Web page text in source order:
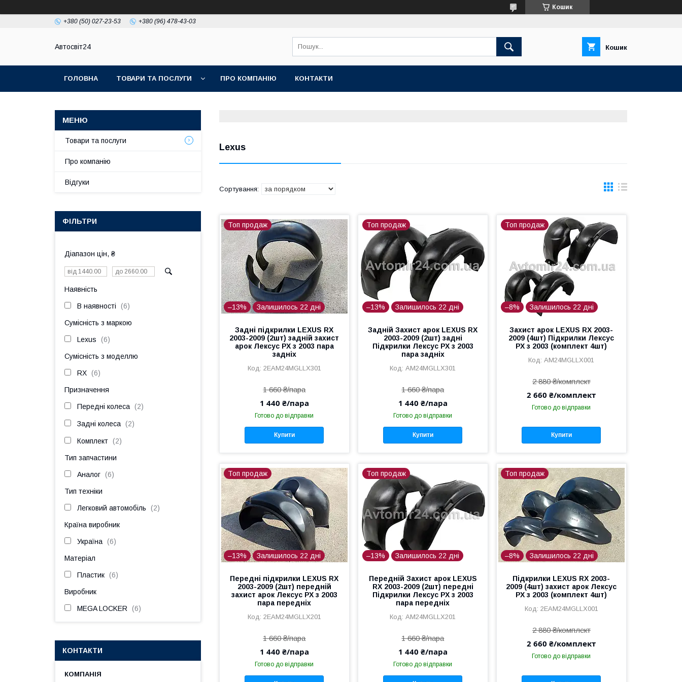
Кошик
+380 (50) 027-23-53 +380 (96) 478-43-03
Автосвіт24 Кошик
ГОЛОВНА ТОВАРИ ТА ПОСЛУГИ ПРО КОМПАНІЮ КОНТАКТИ
Lexus
Топ продаж
–13% Залишилось 22 дні
Задні підкрилки LEXUS RX
2003-2009 (2шт) задній захист
арок Лексус РХ з 2003 пара
задніх
2EAM24MGLLX301
1 660 ₴/пара
1 440 ₴/пара
Готово до відправки
Купити
Топ продаж
–13% Залишилось 22 дні
Задній Захист арок LEXUS RX
2003-2009 (2шт) задні
Підкрилки Лексус РХ з 2003
пара задніх
AM24MGLLX301
1 660 ₴/пара
1 440 ₴/пара
Готово до відправки
Купити
Топ продаж
–8% Залишилось 22 дні
Захист арок LEXUS RX 2003-
2009 (4шт) Підкрилки Лексус
РХ з 2003 (комплект 4шт)
AM24MGLLX001
2 880 ₴/комплект
2 660 ₴/комплект
Готово до відправки
Купити
Топ продаж
–13% Залишилось 22 дні
Передні підкрилки LEXUS RX
2003-2009 (2шт) передній
захист арок Лексус РХ з 2003
пара передніх
2EAM24MGLLX201
1 660 ₴/пара
1 440 ₴/пара
Готово до відправки
Топ продаж
–13% Залишилось 22 дні
Передній Захист арок LEXUS
RX 2003-2009 (2шт) передні
Підкрилки Лексус РХ з 2003
пара передніх
AM24MGLLX201
1 660 ₴/пара
1 440 ₴/пара
Готово до відправки
Топ продаж
–8% Залишилось 22 дні
Підкрилки LEXUS RX 2003-
2009 (4шт) захист арок Лексус
РХ з 2003 (комплект 4шт)
2EAM24MGLLX001
2 880 ₴/комплект
2 660 ₴/комплект
Готово до відправки
Товари та послуги
Про компанію
Відгуки
ФІЛЬТРИ
Діапазон цін, ₴
Наявність
В наявності 6
Сумісність з маркою
Lexus 6
Сумісність з моделлю
RX 6
Призначення
Передні колеса 2
Задні колеса 2
Комплект 2
Тип запчастини
Аналог 6
Тип техніки
Легковий автомобіль 2
Країна виробник
Україна 6
Матеріал
Пластик 6
Виробник
MEGA LOCKER 6
КОНТАКТИ